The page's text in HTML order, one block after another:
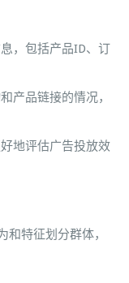
，包括产品ID、订
产品链接的情况，
地评估广告投放效
和特征划分群体，